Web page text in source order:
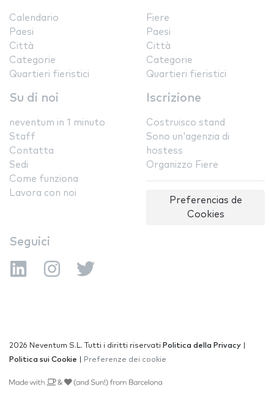
Calendario
Paesi
Città
Categorie
Quartieri fieristici
Fiere
Paesi
Città
Categorie
Quartieri fieristici
Su di noi
neventum in 1 minuto
Staff
Contatta
Sedi
Come funziona
Lavora con noi
Iscrizione
Costruisco stand
Sono un'agenzia di
hostess
Organizzo Fiere
Preferencias de
Cookies
Seguici
2026 Neventum S.L. Tutti i diritti riservati Politica della Privacy
Politica sui Cookie
Preferenze dei cookie